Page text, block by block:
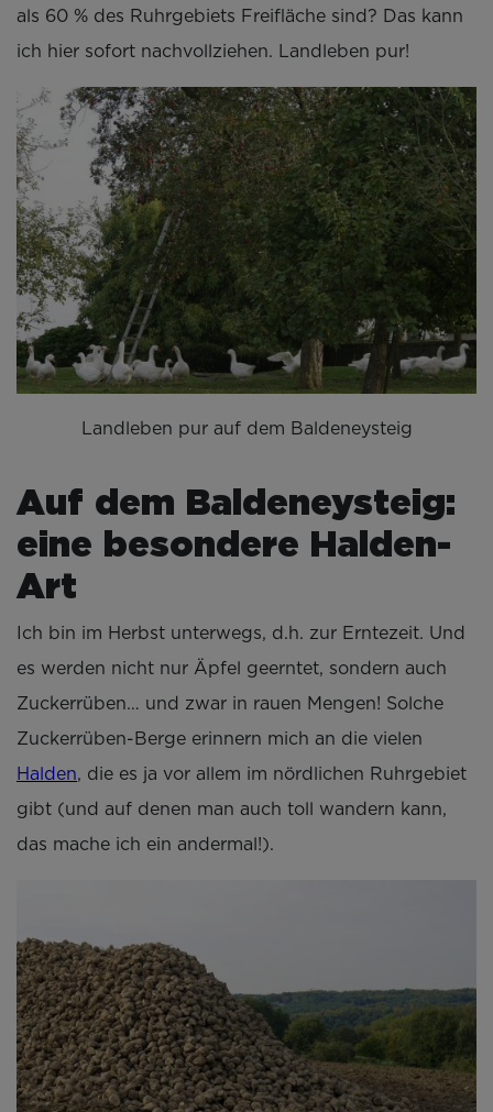
als 60 % des Ruhrgebiets Freifläche sind? Das kann
ich hier sofort nachvollziehen. Landleben pur!
Landleben pur auf dem Baldeneysteig
Auf dem Baldeneysteig:
eine besondere Halden-
Art
Ich bin im Herbst unterwegs, d.h. zur Erntezeit. Und
es werden nicht nur Äpfel geerntet, sondern auch
Zuckerrüben… und zwar in rauen Mengen! Solche
Zuckerrüben-Berge erinnern mich an die vielen
Halden, die es ja vor allem im nördlichen Ruhrgebiet
gibt (und auf denen man auch toll wandern kann,
das mache ich ein andermal!).